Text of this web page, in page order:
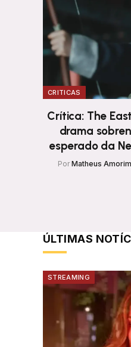
CRITICAS
Crítica: The
drama
esperado da
Por Matheus Amorim
ÚLTIMAS
STREAMING